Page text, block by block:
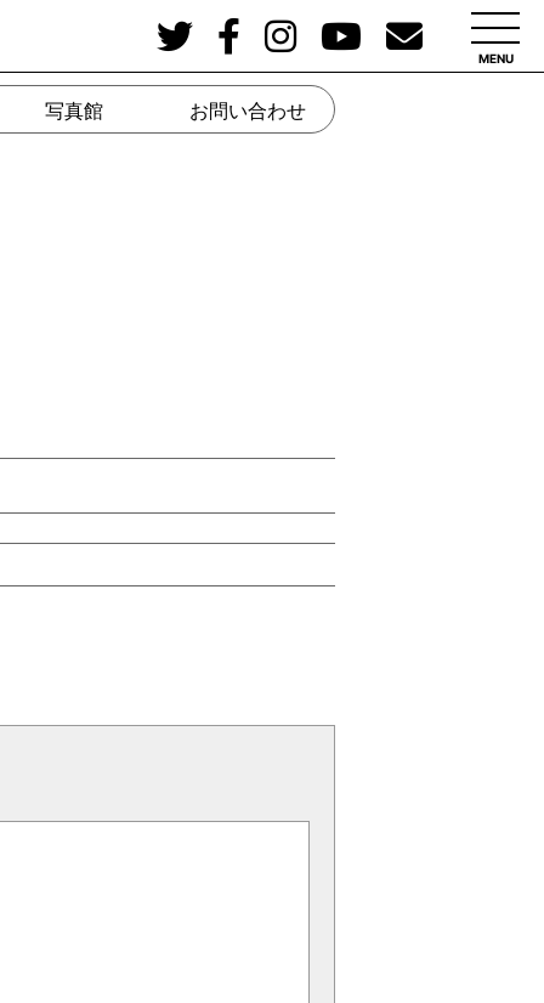
MENU
写真館 お問い合わせ